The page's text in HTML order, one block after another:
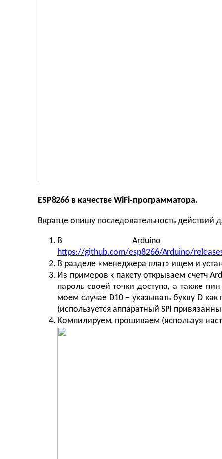
ESP8266 в качестве WiFi-программатора.
Вкратце опишу последовательность действий
В Arduino IDE
https://github.com/esp8266/Arduino/
В разделе «менеджера плат» ищем и
Из примеров к пакету открываем счетч
пароль своей точки доступа, а также
моем случае D10 – указывать букву D
(используется аппаратный SPI
Компилируем, прошиваем (используя